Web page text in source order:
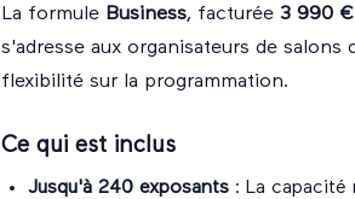
La formule Business, facturée 3 990
s'adresse aux organisateurs de
flexibilité sur la programmation.
Ce qui est inclus
Jusqu'à 240 exposants : La capacité